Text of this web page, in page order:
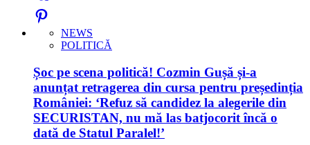
NEWS
POLITICĂ
Șoc pe scena politică! Cozmin Gușă și-a
anunțat retragerea din cursa pentru președinția
României: ‘Refuz să candidez la alegerile din
SECURISTAN, nu mă las batjocorit încă o
dată de Statul Paralel!’